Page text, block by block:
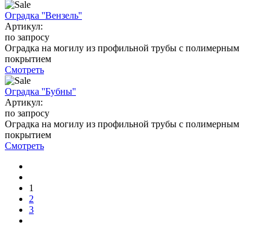
Оградка ''Вензель''
Артикул:
по запросу
Оградка на могилу из профильной трубы с полимерным
покрытием
Смотреть
Оградка ''Бубны''
Артикул:
по запросу
Оградка на могилу из профильной трубы с полимерным
покрытием
Смотреть
1
2
3